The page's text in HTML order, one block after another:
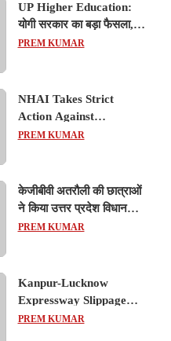
UP Higher Education:
योगी सरकार का बड़ा फैसला,
यूपी में 3 नए प्राइवेट
PREM KUMAR
NHAI Takes Strict
Action Against
Concessionaire,
Expressway Issues
PREM KUMAR
केजीबीवी अतरौली की छात्राओं
ने किया उत्तर प्रदेश विधानसभा
का शैक्षिक भ्रमण, लोकतांत्रिक
PREM KUMAR
Kanpur-Lucknow
Expressway Slippage
Action: कानपुर-लखनऊ
PREM KUMAR